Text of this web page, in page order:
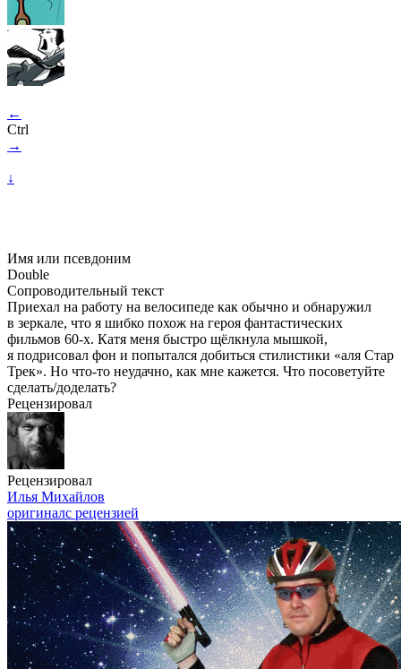
←
Ctrl
→
↓
Имя или псевдоним
Double
Сопроводительный текст
Приехал на работу на велосипеде как обычно и обнаружил
в зеркале, что я шибко похож на героя фантастических
фильмов 60-х. Катя меня быстро щёлкнула мышкой,
я подрисовал фон и попытался добиться стилистики «аля Стар
Трек». Но что-то неудачно, как мне кажется. Что посоветуйте
сделать/доделать?
Рецензировал
Рецензировал
Илья Михайлов
оригиналс рецензией